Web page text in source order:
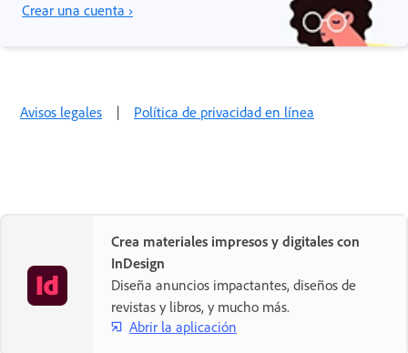
Crear una cuenta ›
Avisos legales | Política de privacidad en línea
Crea materiales impresos y digitales con
InDesign
Diseña anuncios impactantes, diseños de
revistas y libros, y mucho más.
Abrir la aplicación